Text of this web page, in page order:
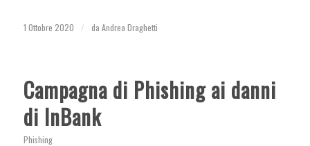
1 Ottobre 2020 / da Andrea Draghetti
Campagna di Phishing ai danni
di InBank
Phishing